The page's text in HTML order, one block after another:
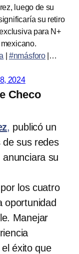
luego de su
su retiro
para N+
#nmásforo |…
2024
Checo
, publicó un
de sus redes
anunciara su
los cuatro
oportunidad
Manejar
éxito que